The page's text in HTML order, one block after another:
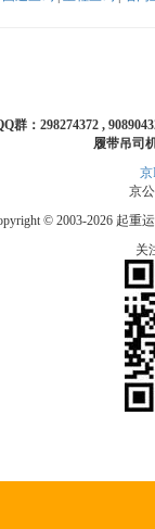
群：298274372 ,
履带吊司
京
京
© 2003-2026 起重
关